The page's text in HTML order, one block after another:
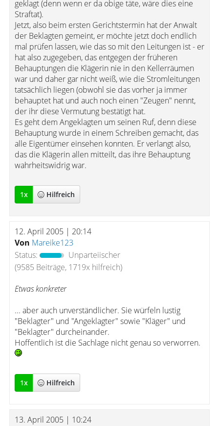
geklagt (denn wenn er da obige täte, wäre dies eine
Straftat).
Jetzt, also beim ersten Gerichtstermin hat der Anwalt
der Beklagten gemeint, er möchte jetzt doch endlich
mal prüfen lassen, wie das so mit den Leitungen ist - er
hat also zugegeben, das entgegen der früheren
Behauptungen die Klägerin nie in den Kellerräumen
war und daher gar nicht weiß, wie die Stromleitungen
tatsächlich liegen (obwohl sie das vorher ja immer
behauptet hat und auch noch einen "Zeugen" nennt,
der ihr diese Vermutung bestätigt hat.
Es geht dem Angeklagten um seinen Ruf, denn diese
Behauptung wurde in einem Schreiben gemacht, das
alle Eigentümer einsehen konnten. Er verlangt also,
das die Klägerin allen mitteilt, das ihre Behauptung
wahrheitswidrig war.
1x Hilfreich
12. April 2005 | 20:14
Von Mareike123
Status:
Unparteiischer
(9585 Beiträge, 1719x hilfreich)
Etwas konkreter
... aber auch unverständlicher. Sie würfeln lustig
"Beklagter" und "Angeklagter" sowie "Kläger" und
"Beklagter" durcheinander.
Hoffentlich ist die Sachlage nicht genau so verworren.
1x Hilfreich
13. April 2005 | 10:24